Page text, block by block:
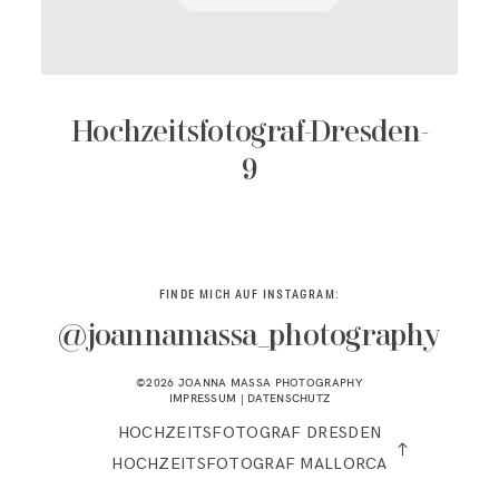
Hochzeitsfotograf-Dresden-
9
FINDE MICH AUF INSTAGRAM:
@joannamassa_photography
©2026 JOANNA MASSA PHOTOGRAPHY
IMPRESSUM | DATENSCHUTZ
HOCHZEITSFOTOGRAF DRESDEN
HOCHZEITSFOTOGRAF MALLORCA